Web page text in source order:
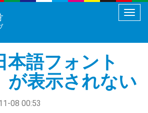
メ
ュ
り
語フォント
が表示されない
08 00:53